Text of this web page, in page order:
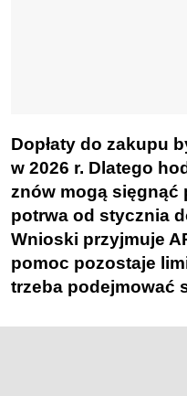
Dopłaty do zakupu
w 2026 r. Dlatego
znów mogą sięgnąć
potrwa od stycznia
Wnioski przyjmuje
pomoc pozostaje
trzeba podejmować